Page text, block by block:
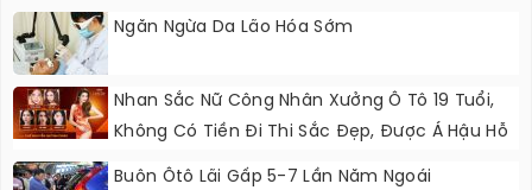
Ngăn Ngừa Da Lão Hóa Sớm
Nhan Sắc Nữ Công Nhân Xưởng Ô Tô 19 Tuổi,
Không Có Tiền Đi Thi Sắc Đẹp, Được Á Hậu Hỗ
Trợ Quần Áo
Buôn Ôtô Lãi Gấp 5-7 Lần Năm Ngoái